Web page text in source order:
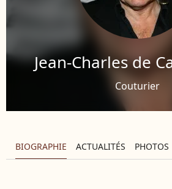
Jean-Charles de
Couturier
BIOGRAPHIE ACTUALITÉS PHOTOS